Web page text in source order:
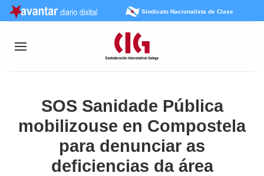
Sindicato Nacionalista de Clase
SOS Sanidade Pública
mobilizouse en Compostela
para denunciar as
deficiencias da área